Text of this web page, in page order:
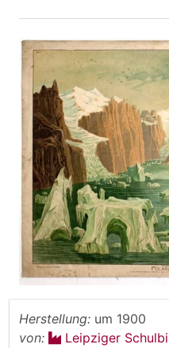
Herstellung: um 1900
von:
Leipziger